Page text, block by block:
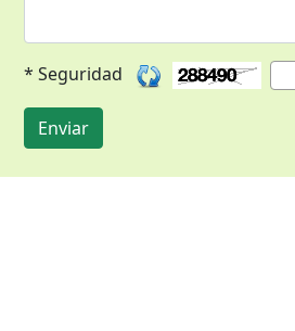
* Seguridad
Enviar